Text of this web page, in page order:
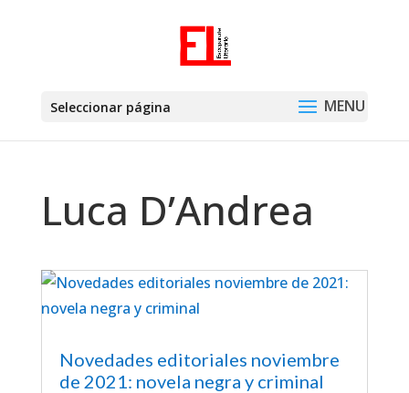
Seleccionar página
Luca D’Andrea
Novedades editoriales noviembre
de 2021: novela negra y criminal